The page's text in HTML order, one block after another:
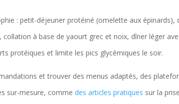
: petit-déjeuner protéiné (omelette aux
à base de yaourt grec et noix, dîner léger
protéiques et limite les pics glycémiques le soir.
et trouver des menus adaptés, des
sur-mesure, commedes articles pratiques sur la